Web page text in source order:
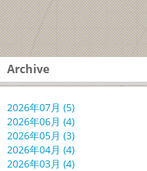
Archive
2026年07月 (5)
2026年06月 (4)
2026年05月 (3)
2026年04月 (4)
2026年03月 (4)